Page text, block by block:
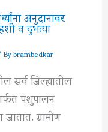
अनुदानावर
व दुभत्या
brambedkar
सर्व जिल्ह्यातील
पशुपालन
ग्रामीण